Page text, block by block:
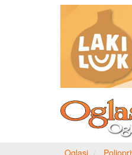
Oglasi